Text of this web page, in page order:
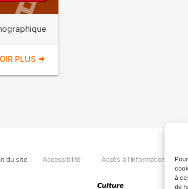
à
de
PLUS
du site Accessibilité Accès à l'information